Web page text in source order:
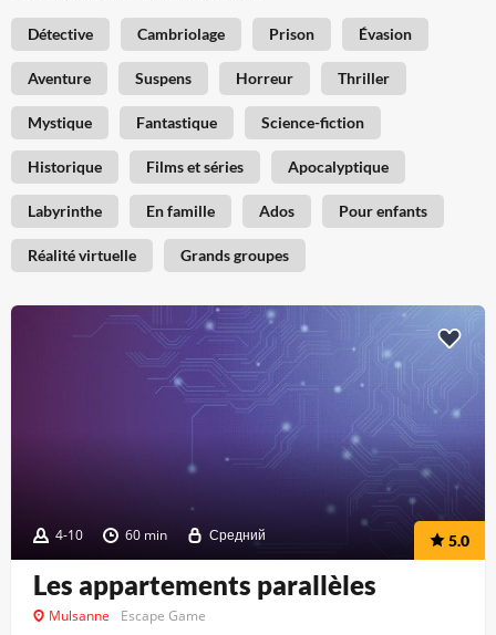
Détective Cambriolage Prison Évasion
Aventure Suspens Horreur Thriller
Mystique Fantastique Science-fiction
Historique Films et séries Apocalyptique
Labyrinthe En famille Ados Pour enfants
Réalité virtuelle Grands groupes
4-10 60 min Средний 5.0
Les appartements parallèles
Mulsanne Escape Game